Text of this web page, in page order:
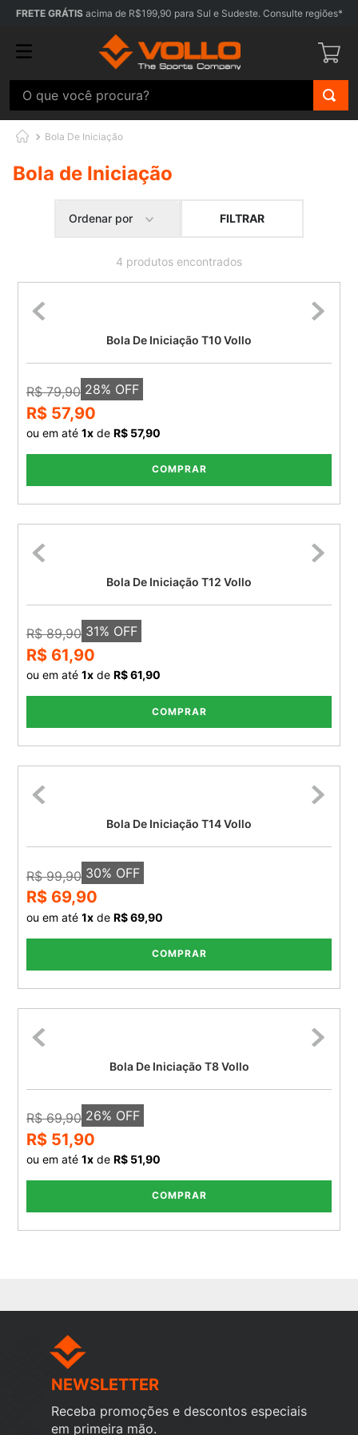
FRETE GRÁTISacima de R$199,90 para Sul e Sudeste. Consulte regiões*
O que você procura?
Bola De Iniciação
Bola de Iniciação
Ordenar por FILTRAR
4 produtos
Bola De Iniciação T10 Vollo
R$ 79,90 28% OFF
R$ 57,90
ou em até 1x de R$ 57,90
COMPRAR
Bola De Iniciação T12 Vollo
R$ 89,90 31% OFF
R$ 61,90
ou em até 1x de R$ 61,90
COMPRAR
Bola De Iniciação T14 Vollo
R$ 99,90 30% OFF
R$ 69,90
ou em até 1x de R$ 69,90
COMPRAR
Bola De Iniciação T8 Vollo
R$ 69,90 26% OFF
R$ 51,90
ou em até 1x de R$ 51,90
COMPRAR
NEWSLETTER
Receba promoções e descontos especiais
em primeira mão.